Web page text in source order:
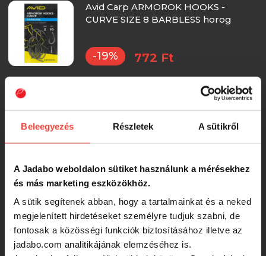
Beleegyezés Részletek A sütikről
A Jadabo weboldalon sütiket használunk a mérésekhez
és más marketing eszközökhöz.
A sütik segítenek abban, hogy a tartalmainkat és a neked
megjelenített hirdetéseket személyre tudjuk szabni, de
fontosak a közösségi funkciók biztosításához illetve az
jadabo.com analitikájának elemzéséhez is.
Avid Carp ARMOROK HOOKS -
CURVE SIZE 8 BARBLESS horog
-19% 772 Ft
Avid Carp ARMOROK HOOKS -
CURVE SIZE 6 BARBLESS horog
772 Ft
Avid Carp ARMOROK HOOKS - CHOD
SIZE 2 horog
-19% 772 Ft